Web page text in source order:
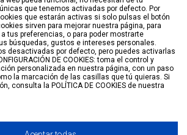
DE DESEOS
Crear
que tenemos activadas por defecto. Por
que estarán activas si solo pulsas el botón
sirven para mejorar nuestra página, para
tus preferencias, o para poder mostrarte
búsquedas, gustos e intereses personales.
desactivadas por defecto, pero puedes activarlas
DE COOKIES: toma el control y
personalizada en nuestra página, con un paso
la marcación de las casillas que tú quieras. Si
consulta la POLÍTICA DE COOKIES de nuestra